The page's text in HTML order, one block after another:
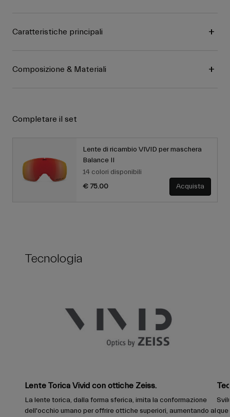
Caratteristiche principali
Composizione & Materiali
Completare il set
Lente di ricambio VIVID per maschera
Balance II
14 colori disponibili
€ 75.00
Acquista
Tecnologia
Lente Torica Vivid con ottiche Zeiss.
La lente torica, dalla forma sferica, imita la conformazione
dell'occhio umano per offrire ottiche superiori, aumentando al